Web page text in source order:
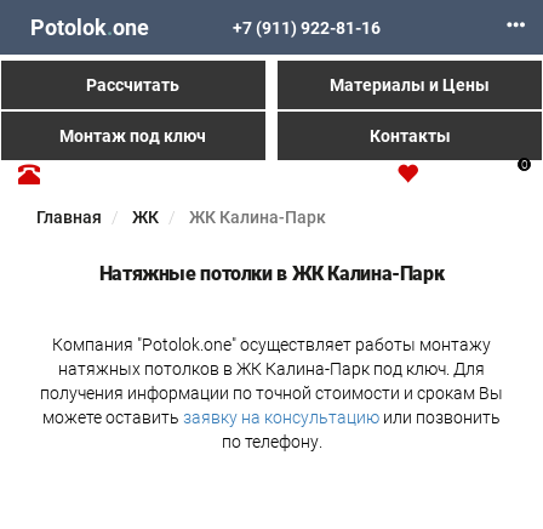
Potolok.one +7 (911) 922-81-16
Рассчитать Материалы и Цены
Монтаж под ключ Контакты
0
Главная ЖК ЖК Калина-Парк
Натяжные потолки в ЖК Калина-Парк
Компания "Potolok.one" осуществляет работы монтажу
натяжных потолков в ЖК Калина-Парк под ключ. Для
получения информации по точной стоимости и срокам Вы
можете оставить заявку на консультацию или позвонить
по телефону.